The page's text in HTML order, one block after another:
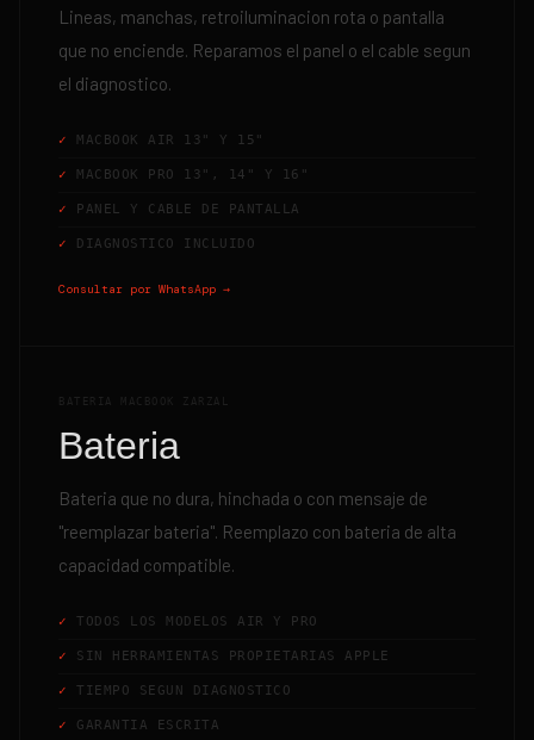
Lineas, manchas, retroiluminacion rota o pantalla
que no enciende. Reparamos el panel o el cable segun
el diagnostico.
MACBOOK AIR 13" Y 15"
MACBOOK PRO 13", 14" Y 16"
PANEL Y CABLE DE PANTALLA
DIAGNOSTICO INCLUIDO
Consultar por WhatsApp →
BATERIA MACBOOK ZARZAL
Bateria
Bateria que no dura, hinchada o con mensaje de
"reemplazar bateria". Reemplazo con bateria de alta
capacidad compatible.
TODOS LOS MODELOS AIR Y PRO
SIN HERRAMIENTAS PROPIETARIAS APPLE
TIEMPO SEGUN DIAGNOSTICO
GARANTIA ESCRITA